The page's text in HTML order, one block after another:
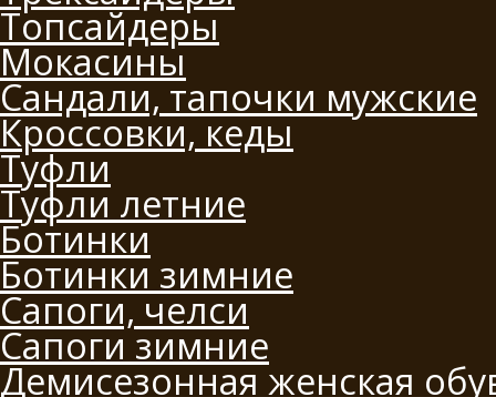
Топсайдеры
Мокасины
Сандали, тапочки мужские
Кроссовки, кеды
Туфли
Туфли летние
Ботинки
Ботинки зимние
Сапоги, челси
Сапоги зимние
Демисезонная женская